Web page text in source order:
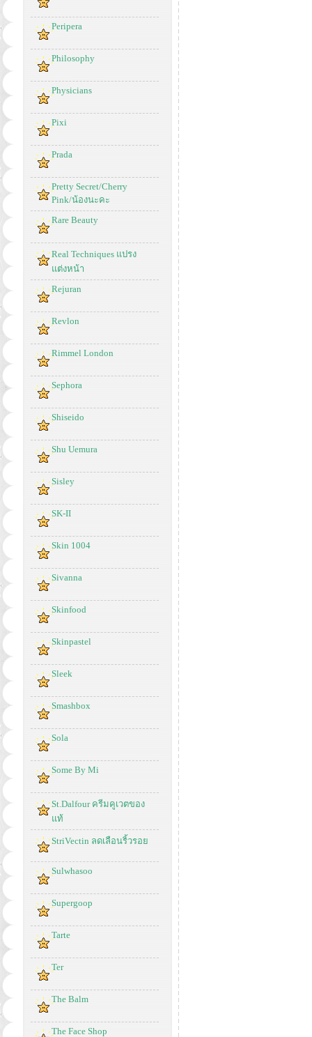
Peripera
Philosophy
Physicians
Pixi
Prada
Pretty Secret/Cherry
Pink/น้องนะคะ
Rare Beauty
Real Techniques แปรง
แต่งหน้า
Rejuran
Revlon
Rimmel London
Sephora
Shiseido
Shu Uemura
Sisley
SK-II
Skin 1004
Sivanna
Skinfood
Skinpastel
Sleek
Smashbox
Sola
Some By Mi
St.Dalfour ครีมคูเวตของ
แท้
StriVectin ลดเลือนริ้วรอย
Sulwhasoo
Supergoop
Tarte
Ter
The Balm
The Face Shop